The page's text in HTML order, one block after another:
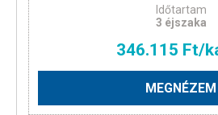
Időtartam
3 éjszaka
346.115 Ft/
MEGNÉZEM